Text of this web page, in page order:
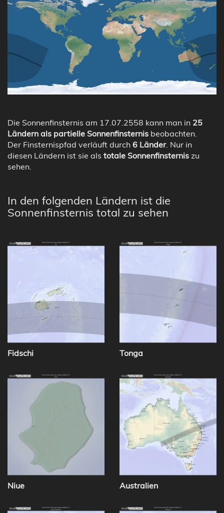
Die Sonnenfinsternis am 17.07.2558 kann man in 25
Ländern als partielle Sonnenfinsternis beobachten.
Der Finsternispfad verläuft durch 6 Länder. Nur in
diesen Ländern ist sie als totale Sonnenfinsternis zu
sehen.
In den folgenden Ländern ist die
Sonnenfinsternis total zu sehen
Fidschi Tonga
Niue Australien